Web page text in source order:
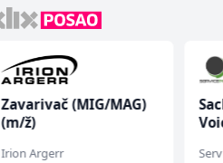
Zavarivač (MIG/MAG)
(m/ž)
Irion Argerr